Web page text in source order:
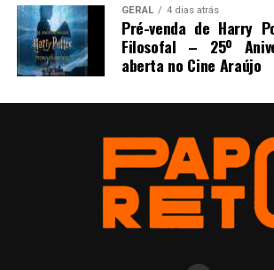
GERAL 4 dias atrás
Pré-venda de Harry
Filosofal – 25º
aberta no Cine Araújo